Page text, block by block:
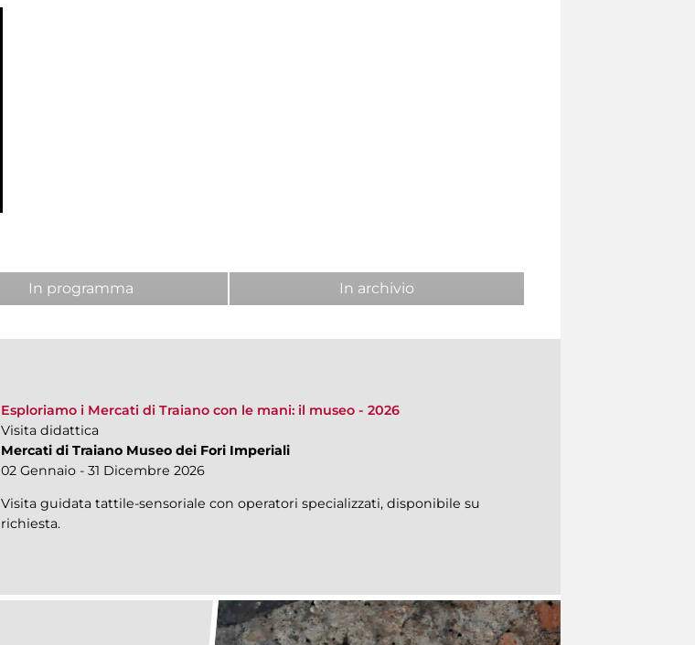
In programma In archivio
Esploriamo i Mercati di Traiano con le mani: il museo - 2026
Visita didattica
Mercati di Traiano Museo dei Fori Imperiali
02 Gennaio - 31 Dicembre 2026
Visita guidata tattile-sensoriale con operatori specializzati, disponibile su
richiesta.